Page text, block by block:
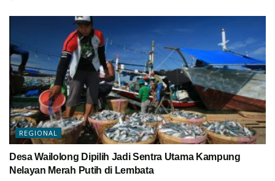
REGIONAL
Desa Wailolong Dipilih Jadi Sentra Utama Kampung
Nelayan Merah Putih di Lembata